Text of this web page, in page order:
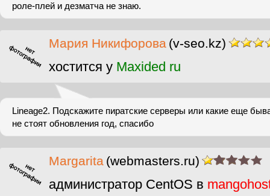
роле-плей и дезматча не знаю.
Мария Никифорова (v-seo.kz)
хостится у Maxided ru
Lineage2. Подскажите пиратские серверы или какие еще
не стоят обновления год, спасибо
Margarita (webmasters.ru)
администратор CentOS в